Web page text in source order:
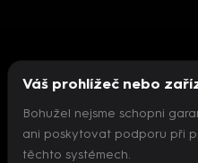
Nepodařilo se
Váš prohlížeč nebo
Bohužel nejsme schopni
ani poskytovat podporu při
těchto systémech.